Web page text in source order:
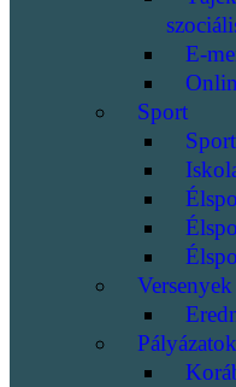
E-
Sport
Versenyek
Pályázatok